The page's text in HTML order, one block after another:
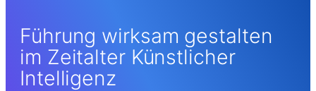
Führung wirksam gestalten
im Zeitalter Künstlicher
Intelligenz